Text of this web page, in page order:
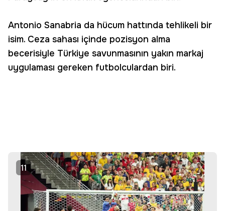
Antonio Sanabria da hücum hattında tehlikeli bir
isim. Ceza sahası içinde pozisyon alma
becerisiyle Türkiye savunmasının yakın markaj
uygulaması gereken futbolculardan biri.
11